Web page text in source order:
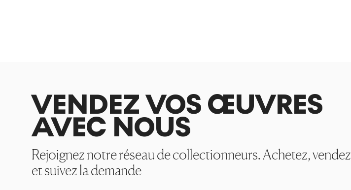
VENDEZ VOS ŒUVRES
AVEC NOUS
Rejoignez notre réseau de collectionneurs. Achetez, vendez
et suivez la demande